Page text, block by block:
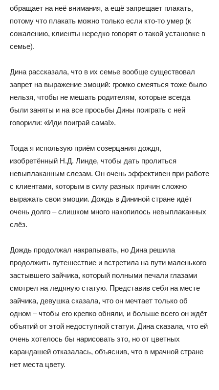
обращает на неё внимания, а ещё запрещает плакать,
потому что плакать можно только если кто-то умер (к
сожалению, клиенты нередко говорят о такой установке в
семье).
Дина рассказала, что в их семье вообще существовал
запрет на выражение эмоций: громко смеяться тоже было
нельзя, чтобы не мешать родителям, которые всегда
были заняты и на все просьбы Дины поиграть с ней
говорили: «Иди поиграй сама!».
Тогда я использую приём созерцания дождя,
изобретённый Н.Д. Линде, чтобы дать пролиться
невыплаканным слезам. Он очень эффективен при работе
с клиентами, которым в силу разных причин сложно
выражать свои эмоции. Дождь в Дининой стране идёт
очень долго – слишком много накопилось невыплаканных
слёз.
Дождь продолжал накрапывать, но Дина решила
продолжить путешествие и встретила на пути маленького
застывшего зайчика, который полными печали глазами
смотрел на ледяную статую. Представив себя на месте
зайчика, девушка сказала, что он мечтает только об
одном – чтобы его крепко обняли, и больше всего он ждёт
объятий от этой недоступной статуи. Дина сказала, что ей
очень хотелось бы нарисовать это, но от цветных
карандашей отказалась, объяснив, что в мрачной стране
нет места цвету.